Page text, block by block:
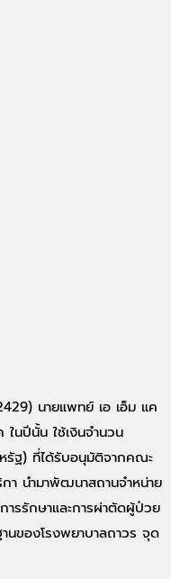
นายแพทย์ เอ เอ็ม แค
นปีนั้น ใช้เงินจำนวน
รัฐ) ที่ได้รับอนุมัติจากคณะ
กา นำมาพัฒนาสถานจำหน่าย
ารรักษาและการผ่าตัดผู้ป่วย
นของโรงพยาบาลถาวร จุด